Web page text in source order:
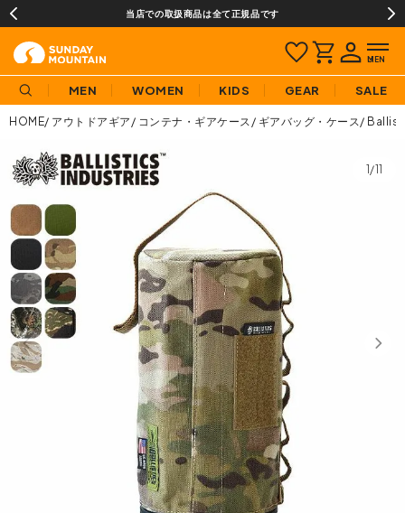
当店での取扱商品は全て正規品です
MEN WOMEN KIDS GEAR SALE
HOME アウトドアギア コンテナ・ギアケース ギアバッグ・ケース
1/11